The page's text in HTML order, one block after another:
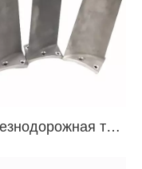
Железнодорожная транспортная вентиляционная система Центробежная алюминиевая лезвия вентилятора